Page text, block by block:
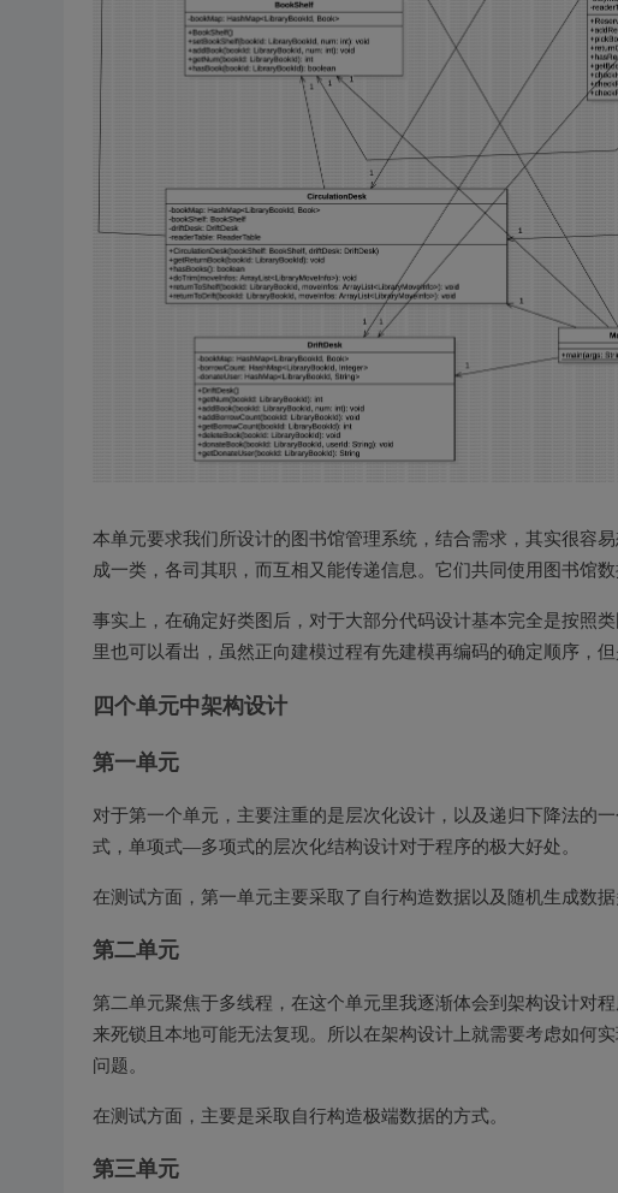
本单元要求我们所设计的图书馆管理系统，结合需求，其实很容
成一类，各司其职，而互相又能传递信息。它们共同使用图书馆数
事实上，在确定好类图后，对于大部分代码设计基本完全是按照
里也可以看出，虽然正向建模过程有先建模再编码的确定顺序，但
四个单元中架构设计
第一单元
对于第一个单元，主要注重的是层次化设计，以及递归下降法
式，单项式—多项式的层次化结构设计对于程序的极大好处。
在测试方面，第一单元主要采取了自行构造数据以及随机生成数据
第二单元
第二单元聚焦于多线程，在这个单元里我逐渐体会到架构设计对
来死锁且本地可能无法复现。所以在架构设计上就需要考虑如何
问题。
在测试方面，主要是采取自行构造极端数据的方式。
第三单元